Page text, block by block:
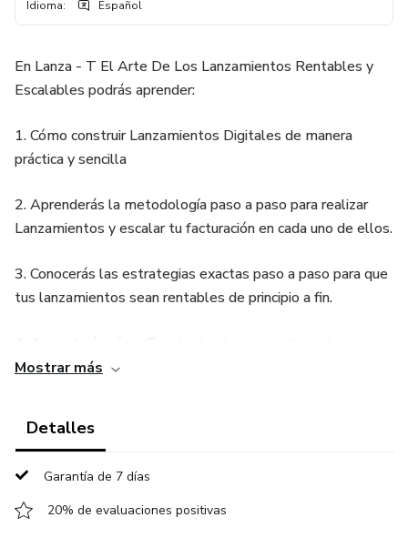
Idioma: Español
En Lanza - T El Arte De Los Lanzamientos Rentables y
Escalables podrás aprender:
1. Cómo construir Lanzamientos Digitales de manera
práctica y sencilla
2. Aprenderás la metodología paso a paso para realizar
Lanzamientos y escalar tu facturación en cada uno de ellos.
3. Conocerás las estrategias exactas paso a paso para que
tus lanzamientos sean rentables de principio a fin.
facturar desde el proceso de captación y cierre de
5. Descubrirás cómo facturar y venderle a todos los
los Lanzamientos.
Mostrar más
Detalles
Garantía de 7 días
20% de evaluaciones positivas